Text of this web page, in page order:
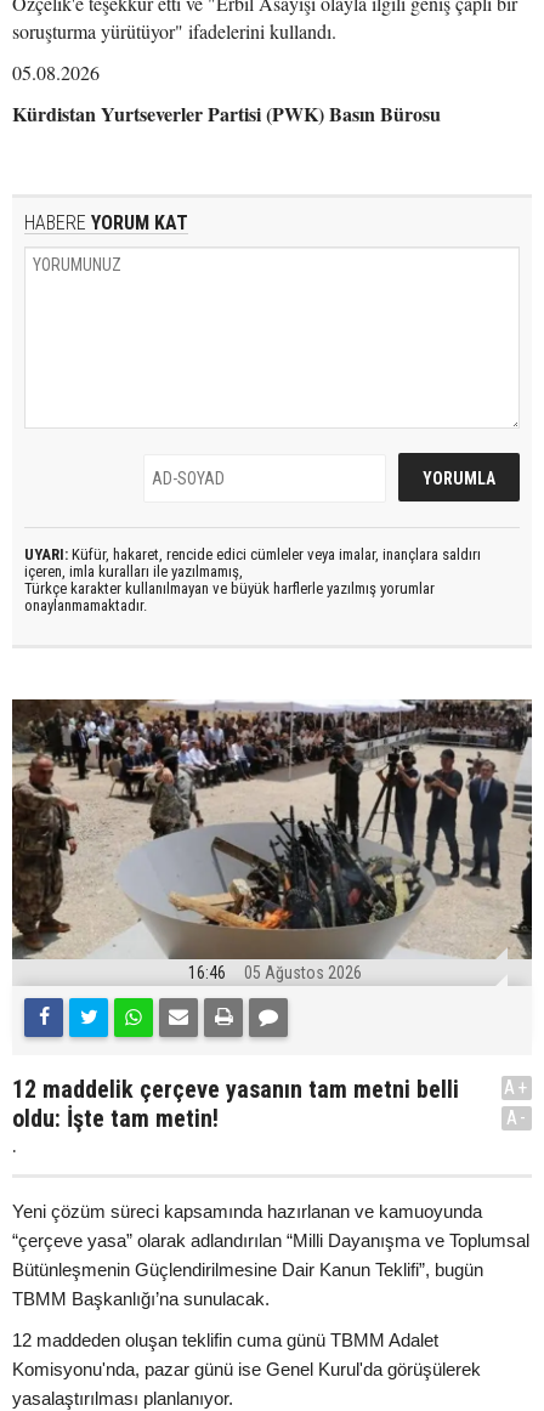
soruşturma yürütüyor" ifadelerini kullandı.
05.08.2026
Kürdistan Yurtseverler Partisi (PWK) Basın Bürosu
HABERE YORUM KAT
UYARI: Küfür, hakaret, rencide edici cümleler veya imalar, inançlara saldırı
içeren, imla kuralları ile yazılmamış,
Türkçe karakter kullanılmayan ve büyük harflerle yazılmış yorumlar
onaylanmamaktadır.
16:46 05 Ağustos 2026
12 maddelik çerçeve yasanın tam metni belli
oldu: İşte tam metin!
.
A+
A-
Yeni çözüm süreci kapsamında hazırlanan ve kamuoyunda
“çerçeve yasa” olarak adlandırılan “Milli Dayanışma ve Toplumsal
Bütünleşmenin Güçlendirilmesine Dair Kanun Teklifi”, bugün
TBMM Başkanlığı’na sunulacak.
12 maddeden oluşan teklifin cuma günü TBMM Adalet
Komisyonu'nda, pazar günü ise Genel Kurul'da görüşülerek
yasalaştırılması planlanıyor.